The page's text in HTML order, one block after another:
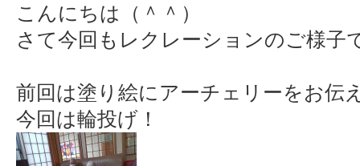
こんにちは（＾＾）
さて今回もレクレーションのご様子
前回は塗り絵にアーチェリーをお伝
今回は輪投げ！